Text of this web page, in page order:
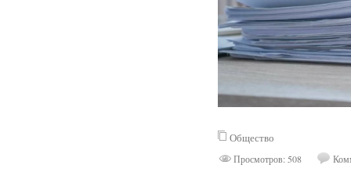
Общество
Просмотров: 508